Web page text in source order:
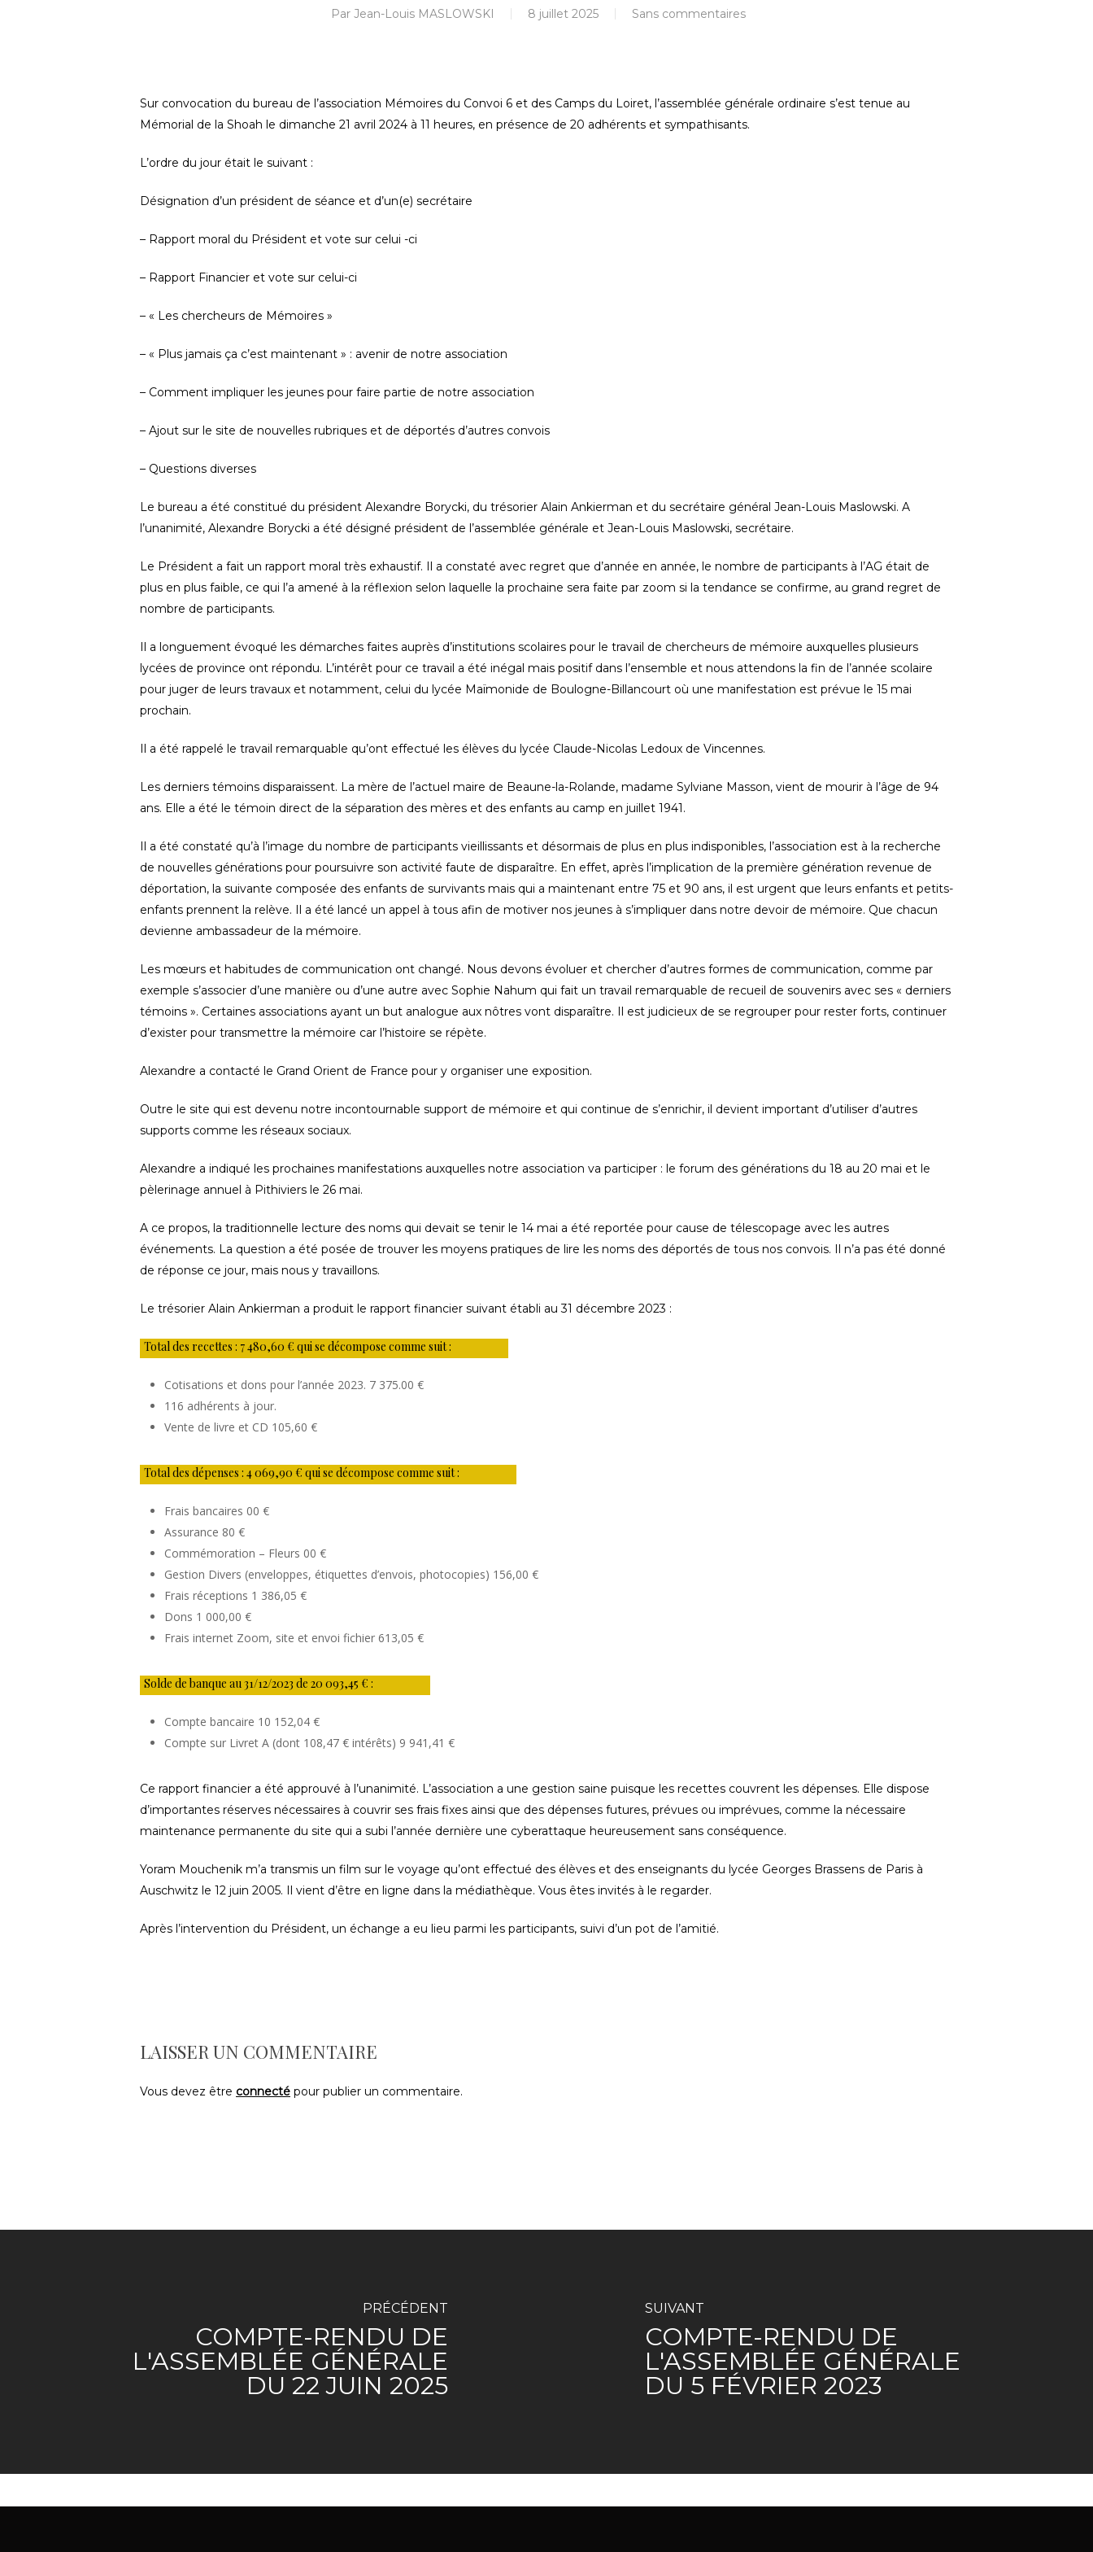
Par Jean-Louis MASLOWSKI 8 juillet 2025 Sans commentaires
Sur convocation du bureau de l’association Mémoires du Convoi 6 et des Camps du Loiret, l’assemblée générale ordinaire s’est tenue au
Mémorial de la Shoah le dimanche 21 avril 2024 à 11 heures, en présence de 20 adhérents et sympathisants.
L’ordre du jour était le suivant :
Désignation d’un président de séance et d’un(e) secrétaire
– Rapport moral du Président et vote sur celui -ci
– Rapport Financier et vote sur celui-ci
– « Les chercheurs de Mémoires »
– « Plus jamais ça c’est maintenant » : avenir de notre association
– Comment impliquer les jeunes pour faire partie de notre association
– Ajout sur le site de nouvelles rubriques et de déportés d’autres convois
– Questions diverses
Le bureau a été constitué du président Alexandre Borycki, du trésorier Alain Ankierman et du secrétaire général Jean-Louis Maslowski. A
l’unanimité, Alexandre Borycki a été désigné président de l’assemblée générale et Jean-Louis Maslowski, secrétaire.
Le Président a fait un rapport moral très exhaustif. Il a constaté avec regret que d’année en année, le nombre de participants à l’AG était de
plus en plus faible, ce qui l’a amené à la réflexion selon laquelle la prochaine sera faite par zoom si la tendance se confirme, au grand regret de
nombre de participants.
Il a longuement évoqué les démarches faites auprès d’institutions scolaires pour le travail de chercheurs de mémoire auxquelles plusieurs
lycées de province ont répondu. L’intérêt pour ce travail a été inégal mais positif dans l’ensemble et nous attendons la fin de l’année scolaire
pour juger de leurs travaux et notamment, celui du lycée Maïmonide de Boulogne-Billancourt où une manifestation est prévue le 15 mai
prochain.
Il a été rappelé le travail remarquable qu’ont effectué les élèves du lycée Claude-Nicolas Ledoux de Vincennes.
Les derniers témoins disparaissent. La mère de l’actuel maire de Beaune-la-Rolande, madame Sylviane Masson, vient de mourir à l’âge de 94
ans. Elle a été le témoin direct de la séparation des mères et des enfants au camp en juillet 1941.
Il a été constaté qu’à l’image du nombre de participants vieillissants et désormais de plus en plus indisponibles, l’association est à la recherche
de nouvelles générations pour poursuivre son activité faute de disparaître. En effet, après l’implication de la première génération revenue de
déportation, la suivante composée des enfants de survivants mais qui a maintenant entre 75 et 90 ans, il est urgent que leurs enfants et petits-
enfants prennent la relève. Il a été lancé un appel à tous afin de motiver nos jeunes à s’impliquer dans notre devoir de mémoire. Que chacun
devienne ambassadeur de la mémoire.
Les mœurs et habitudes de communication ont changé. Nous devons évoluer et chercher d’autres formes de communication, comme par
exemple s’associer d’une manière ou d’une autre avec Sophie Nahum qui fait un travail remarquable de recueil de souvenirs avec ses « derniers
témoins ». Certaines associations ayant un but analogue aux nôtres vont disparaître. Il est judicieux de se regrouper pour rester forts, continuer
d’exister pour transmettre la mémoire car l’histoire se répète.
Alexandre a contacté le Grand Orient de France pour y organiser une exposition.
Outre le site qui est devenu notre incontournable support de mémoire et qui continue de s’enrichir, il devient important d’utiliser d’autres
supports comme les réseaux sociaux.
Alexandre a indiqué les prochaines manifestations auxquelles notre association va participer : le forum des générations du 18 au 20 mai et le
pèlerinage annuel à Pithiviers le 26 mai.
A ce propos, la traditionnelle lecture des noms qui devait se tenir le 14 mai a été reportée pour cause de télescopage avec les autres
événements. La question a été posée de trouver les moyens pratiques de lire les noms des déportés de tous nos convois. Il n’a pas été donné
de réponse ce jour, mais nous y travaillons.
Le trésorier Alain Ankierman a produit le rapport financier suivant établi au 31 décembre 2023 :
Total des recettes : 7 480,60 € qui se décompose comme suit :
Cotisations et dons pour l’année 2023. 7 375.00 €
116 adhérents à jour.
Vente de livre et CD 105,60 €
Total des dépenses : 4 069,90 € qui se décompose comme suit :
Frais bancaires 00 €
Assurance 80 €
Commémoration – Fleurs 00 €
Gestion Divers (enveloppes, étiquettes d’envois, photocopies) 156,00 €
Frais réceptions 1 386,05 €
Dons 1 000,00 €
Frais internet Zoom, site et envoi fichier 613,05 €
Solde de banque au 31/12/2023 de 20 093,45 € :
Compte bancaire 10 152,04 €
Compte sur Livret A (dont 108,47 € intérêts) 9 941,41 €
Ce rapport financier a été approuvé à l’unanimité. L’association a une gestion saine puisque les recettes couvrent les dépenses. Elle dispose
d’importantes réserves nécessaires à couvrir ses frais fixes ainsi que des dépenses futures, prévues ou imprévues, comme la nécessaire
maintenance permanente du site qui a subi l’année dernière une cyberattaque heureusement sans conséquence.
Yoram Mouchenik m’a transmis un film sur le voyage qu’ont effectué des élèves et des enseignants du lycée Georges Brassens de Paris à
Auschwitz le 12 juin 2005. Il vient d’être en ligne dans la médiathèque. Vous êtes invités à le regarder.
Après l’intervention du Président, un échange a eu lieu parmi les participants, suivi d’un pot de l’amitié.
LAISSER UN COMMENTAIRE
Vous devez être connecté pour publier un commentaire.
PRÉCÉDENT
COMPTE-RENDU DE
L'ASSEMBLÉE GÉNÉRALE
DU 22 JUIN 2025
SUIVANT
COMPTE-RENDU DE
L'ASSEMBLÉE GÉNÉRALE
DU 5 FÉVRIER 2023